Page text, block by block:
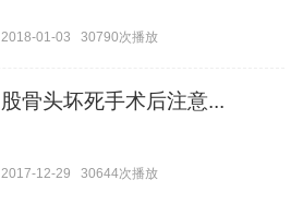
2018-01-03 30790次播放
股骨头坏死手术后注意...
2017-12-29 30644次播放